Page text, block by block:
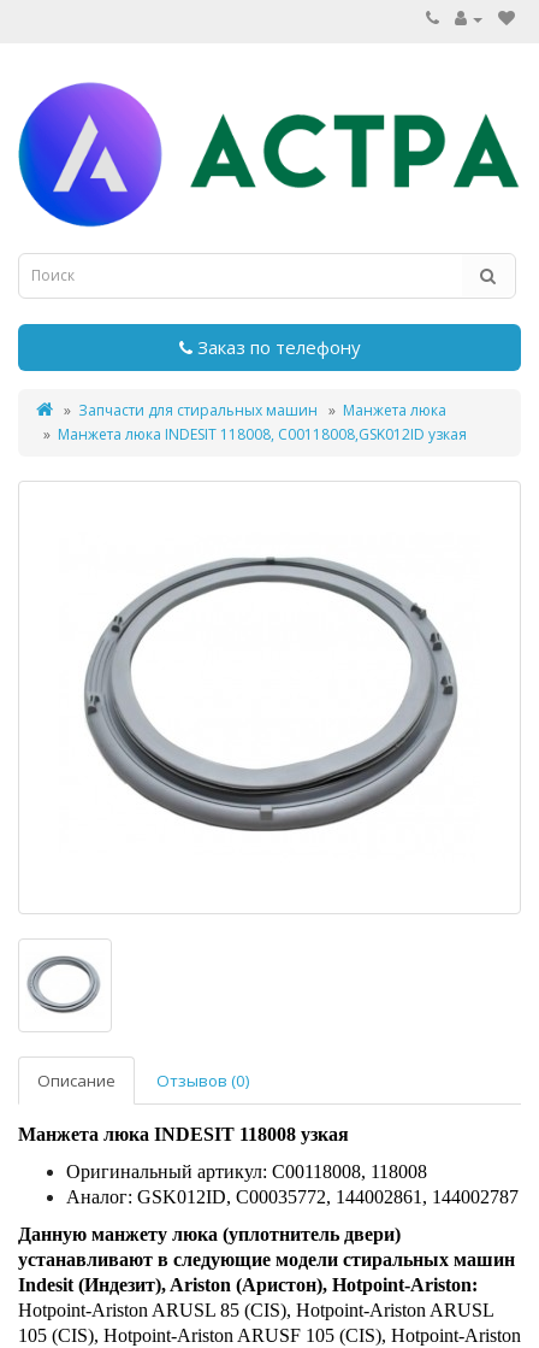
Заказ по телефону
Запчасти для стиральных машин
Манжета люка
Манжета люка INDESIT 118008, C00118008,GSK012ID узкая
Описание Отзывов (0)
Манжета люка INDESIT 118008 узкая
Оригинальный артикул: С00118008, 118008
Аналог: GSK012ID, C00035772, 144002861, 144002787
Данную манжету люка (уплотнитель двери)
устанавливают в следующие модели стиральных машин
Indesit (Индезит), Ariston (Аристон), Hotpoint-Ariston:
Hotpoint-Ariston ARUSL 85 (CIS), Hotpoint-Ariston ARUSL
105 (CIS), Hotpoint-Ariston ARUSF 105 (CIS), Hotpoint-Ariston